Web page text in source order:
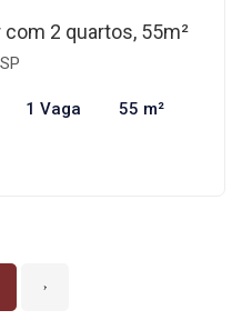
2 quartos, 55m²
1 Vaga 55 m²
›